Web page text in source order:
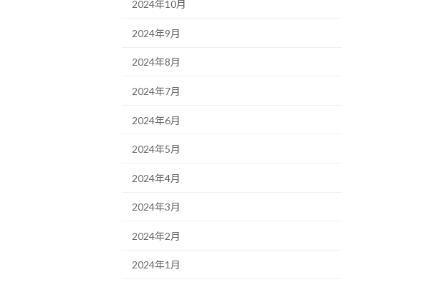
2024年10月
2024年9月
2024年8月
2024年7月
2024年6月
2024年5月
2024年4月
2024年3月
2024年2月
2024年1月